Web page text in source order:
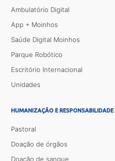
Ambulatório Digital
App + Moinhos
Saúde Digital Moinhos
Parque Robótico
Escritório Internacional
Unidades
HUMANIZAÇÃO E RESPONSABILIDADE
Pastoral
Doação de órgãos
Doação de sangue